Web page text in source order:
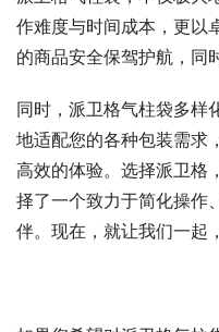
作难度与时间成本，更以
的商品安全保驾护航，同
同时，派卫格气柱袋多样
地适配您的各种包装需求
高效的体验。选择派卫格
择了一个致力于简化操作
伴。现在，就让我们一起，